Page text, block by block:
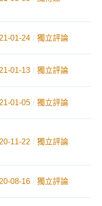
01-24 獨立評論
01-13 獨立評論
01-05 獨立評論
11-22 獨立評論
08-16 獨立評論